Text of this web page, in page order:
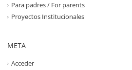
Para padres / For parents
Proyectos Institucionales
META
Acceder